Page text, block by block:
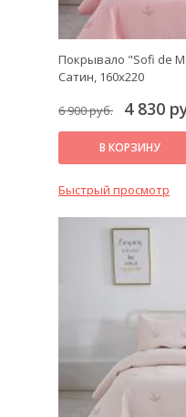
Покрывало "Sofi de
Сатин, 160х220
6 900 руб. 4 830
В КОРЗИНУ
Быстрый просмотр